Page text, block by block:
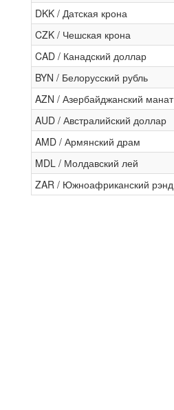
DKK / Датская крона
CZK / Чешская крона
CAD / Канадский доллар
BYN / Белорусский рубль
AZN / Азербайджанский манат
AUD / Австралийский доллар
AMD / Армянский драм
MDL / Молдавский лей
ZAR / Южноафриканский рэнд